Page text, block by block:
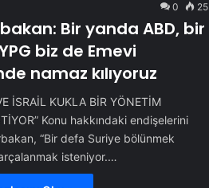
0 25
Bir yanda ABD, bir
biz de Emevi
namaz kılıyoruz
İSRAİL KUKLA BİR YÖNETİM
Konu hakkındaki endişelerini
“Bir defa Suriye bölünmek
isteniyor.…